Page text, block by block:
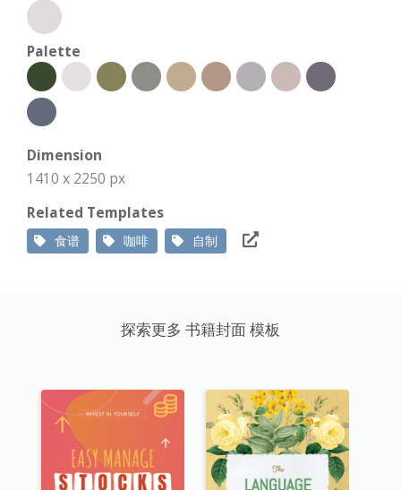
Palette
Dimension
1410 x 2250 px
Related Templates
食谱 咖啡 自制
探索更多 书籍封面 模板